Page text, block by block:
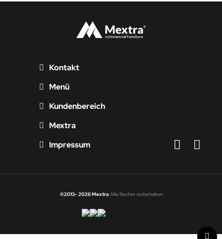
Kontakt
Menü
Kundenbereich
Mextra
Impressum
©2013- 2026 Mextra Alle Rechte vorbehalten